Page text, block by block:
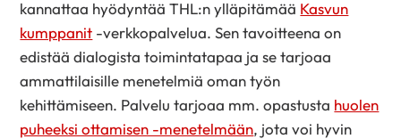
kannattaa hyödyntää THL:n ylläpitämää Kasvun
kumppanit -verkkopalvelua. Sen tavoitteena on
edistää dialogista toimintatapaa ja se tarjoaa
ammattilaisille menetelmiä oman työn
kehittämiseen. Palvelu tarjoaa mm. opastusta huolen
puheeksi ottamisen -menetelmään, jota voi hyvin